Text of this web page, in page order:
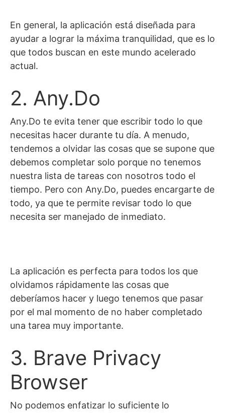
En general, la aplicación está diseñada para
ayudar a lograr la máxima tranquilidad, que es lo
que todos buscan en este mundo acelerado
actual.
2. Any.Do
Any.Do te evita tener que escribir todo lo que
necesitas hacer durante tu día. A menudo,
tendemos a olvidar las cosas que se supone que
debemos completar solo porque no tenemos
nuestra lista de tareas con nosotros todo el
tiempo. Pero con Any.Do, puedes encargarte de
todo, ya que te permite revisar todo lo que
necesita ser manejado de inmediato.
La aplicación es perfecta para todos los que
olvidamos rápidamente las cosas que
deberíamos hacer y luego tenemos que pasar
por el mal momento de no haber completado
una tarea muy importante.
3. Brave Privacy
Browser
No podemos enfatizar lo suficiente lo